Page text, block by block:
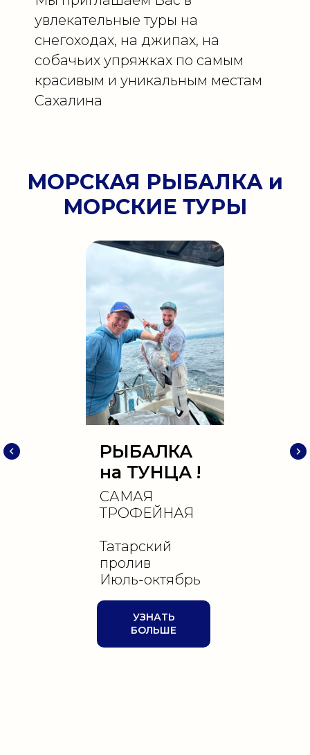
увлекательные туры на
снегоходах, на джипах, на
собачьих упряжках по самым
красивым и уникальным местам
Сахалина
МОРСКАЯ РЫБАЛКА и
МОРСКИЕ ТУРЫ
РЫБАЛКА
на ТУНЦА !
САМАЯ
ТРОФЕЙНАЯ
Татарский
пролив
Июль-октябрь
УЗНАТЬ
БОЛЬШЕ